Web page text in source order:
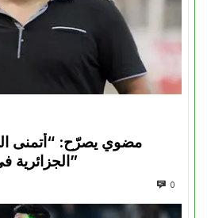
مضوي يصرّح: “أتمنى
الجزائرية في المسابقات القارية”
0